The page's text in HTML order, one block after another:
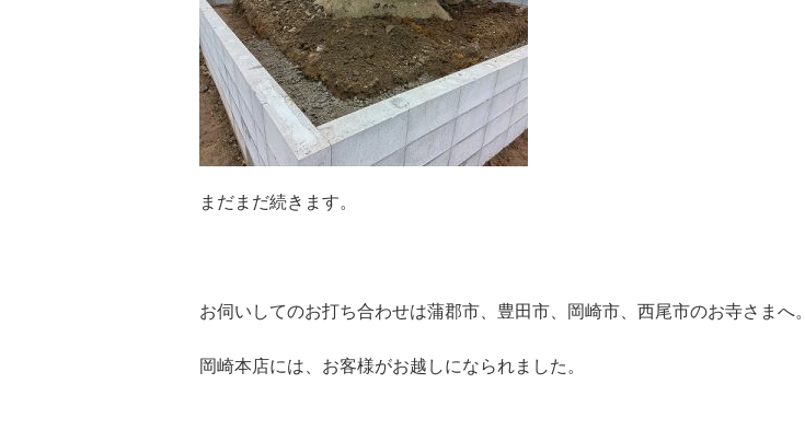
まだまだ続きます。
お伺いしてのお打ち合わせは蒲郡市、豊田市、岡崎市、西尾市のお寺さまへ。
岡崎本店には、お客様がお越しになられました。